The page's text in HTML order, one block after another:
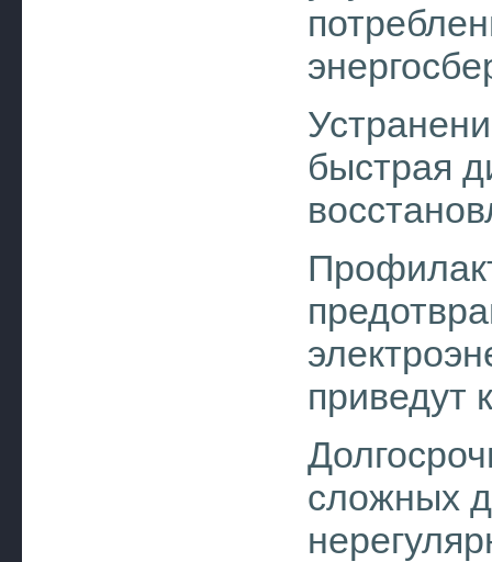
быстрая
приведут
сложных